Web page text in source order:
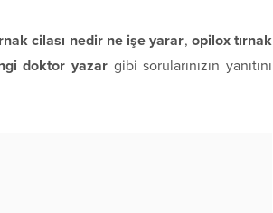
cilası nedir ne işe yarar, opilox tırnak
doktor yazar gibi sorularınızın yanıtını